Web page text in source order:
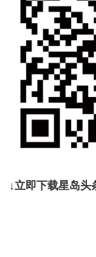
↓立即下载星岛头